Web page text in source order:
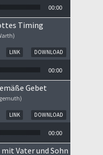
00:00
Timing
DOWNLOAD
LINK
00:00
Gebet
DOWNLOAD
LINK
00:00
Vater und Sohn